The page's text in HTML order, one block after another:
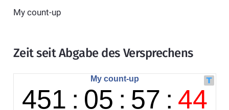
My count-up
Zeit seit Abgabe des Versprechens